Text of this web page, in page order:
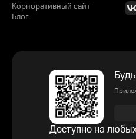
Корпоративный сайт
Блог
Доступно на